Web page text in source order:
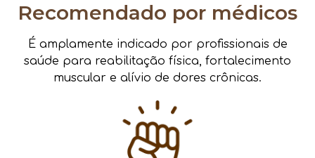
Recomendado por médicos
É amplamente indicado por profissionais de
saúde para reabilitação física, fortalecimento
muscular e alívio de dores crônicas.